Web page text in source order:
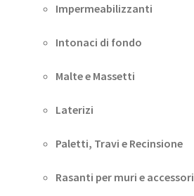
Impermeabilizzanti
Intonaci di fondo
Malte e Massetti
Laterizi
Paletti, Travi e Recinsione
Rasanti per muri e accessori